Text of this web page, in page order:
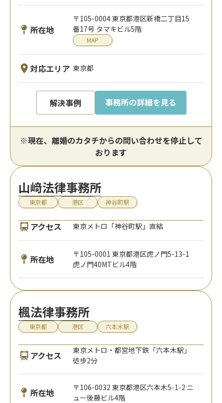
所在地
〒105-0004 東京都港区新橋二丁目15
番17号 タマキビル5階
MAP
対応エリア 東京都
解決事例 事務所の詳細を見る
※現在、離婚のカタチからの問い合わせを停止して
おります
山﨑法律事務所
東京都 港区 神谷町駅
アクセス 東京メトロ「神谷町駅」直結
所在地
〒105-0001 東京都港区虎ノ門5-13-1
虎ノ門40MTビル4階
楓法律事務所
東京都 港区 六本木駅
アクセス
東京メトロ・都営地下鉄「六本木駅」
徒歩2分
所在地
〒106-0032 東京都港区六本木5-1-2 ニ
ュー後藤ビル4階